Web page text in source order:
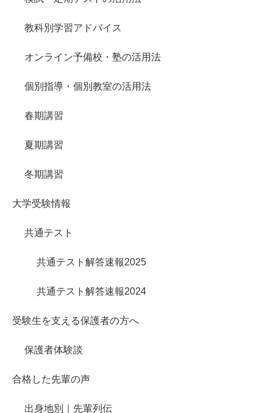
教科別学習アドバイス
オンライン予備校・塾の活用法
個別指導・個別教室の活用法
春期講習
夏期講習
冬期講習
大学受験情報
共通テスト
共通テスト解答速報2025
共通テスト解答速報2024
受験生を支える保護者の方へ
保護者体験談
合格した先輩の声
出身地別｜先輩列伝